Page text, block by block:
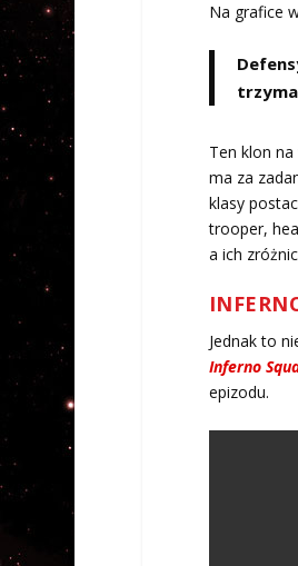
Na grafice
Ten klon
ma za
klasy
trooper,
a ich
Jednak to
Inferno
epizodu.